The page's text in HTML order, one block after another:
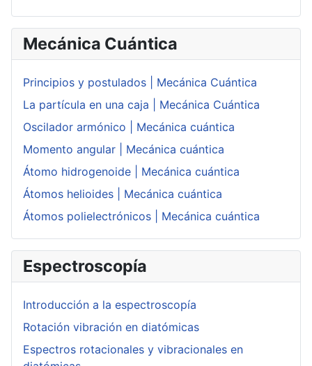
Mecánica Cuántica
Principios y postulados | Mecánica Cuántica
La partícula en una caja | Mecánica Cuántica
Oscilador armónico | Mecánica cuántica
Momento angular | Mecánica cuántica
Átomo hidrogenoide | Mecánica cuántica
Átomos helioides | Mecánica cuántica
Átomos polielectrónicos | Mecánica cuántica
Espectroscopía
Introducción a la espectroscopía
Rotación vibración en diatómicas
Espectros rotacionales y vibracionales en